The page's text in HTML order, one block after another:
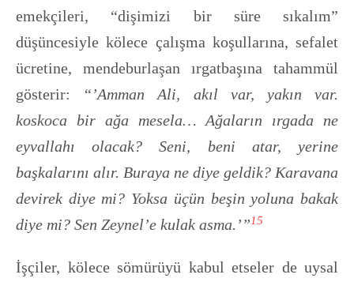
emekçileri, “dişimizi bir süre sıkalım”
düşüncesiyle kölece çalışma koşullarına, sefalet
ücretine, mendeburlaşan ırgatbaşına tahammül
gösterir:
“’Amman Ali, akıl var, yakın var.
koskoca bir ağa mesela… Ağaların ırgada ne
eyvallahı olacak? Seni, beni atar, yerine
başkalarını alır. Buraya ne diye geldik? Karavana
devirek diye mi? Yoksa üçün beşin yoluna bakak
diye mi? Sen Zeynel’e kulak asma.’”15
İşçiler, kölece sömürüyü kabul etseler de uysal